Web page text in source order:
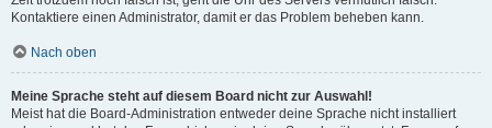
Kontaktiere einen Administrator, damit er das Problem beheben kann.
Nach oben
Meine Sprache steht auf diesem Board nicht zur Auswahl!
Meist hat die Board-Administration entweder deine Sprache nicht installiert